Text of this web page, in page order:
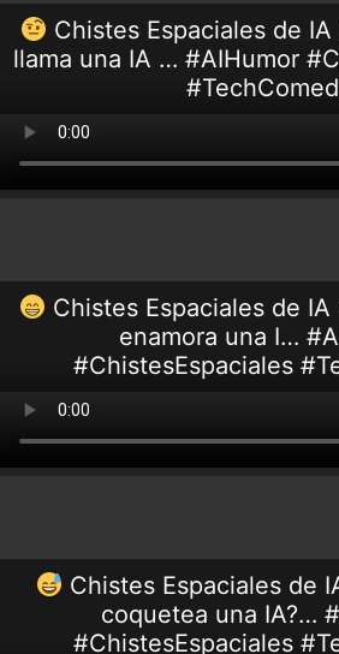
Chistes Espaciales de
llama una IA … #AIHumor
Chistes Espaciales de
enamora una I…
#ChistesEspaciales
Chistes Espaciales de
coquetea una IA?…
#ChistesEspaciales